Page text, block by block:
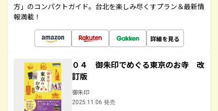
方」のコンパクトガイド。台北を楽しみ尽くすプラン＆最新情
報満載！
詳細を見る
０４ 御朱印でめぐる東京のお寺 改
訂版
御朱印
2025.11.06 発売